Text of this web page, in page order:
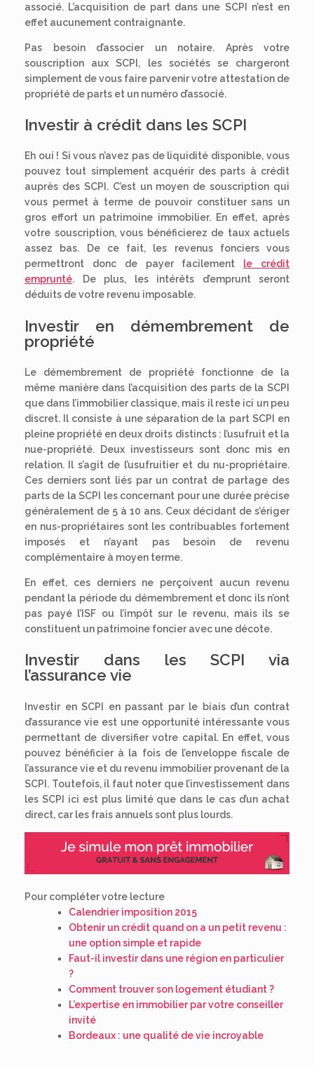
associé. L’acquisition de part dans une SCPI n’est en
effet aucunement contraignante.
Pas besoin d’associer un notaire. Après votre
souscription aux SCPI, les sociétés se chargeront
simplement de vous faire parvenir votre attestation de
propriété de parts et un numéro d’associé.
Investir à crédit dans les SCPI
Eh oui ! Si vous n’avez pas de liquidité disponible, vous
pouvez tout simplement acquérir des parts à crédit
auprès des SCPI. C’est un moyen de souscription qui
vous permet à terme de pouvoir constituer sans un
gros effort un patrimoine immobilier. En effet, après
votre souscription, vous bénéficierez de taux actuels
assez bas. De ce fait, les revenus fonciers vous
permettront donc de payer facilement le crédit
emprunté. De plus, les intérêts d’emprunt seront
déduits de votre revenu imposable.
Investir en démembrement de
propriété
Le démembrement de propriété fonctionne de la
même manière dans l’acquisition des parts de la SCPI
que dans l’immobilier classique, mais il reste ici un peu
discret. Il consiste à une séparation de la part SCPI en
pleine propriété en deux droits distincts : l’usufruit et la
nue-propriété. Deux investisseurs sont donc mis en
relation. Il s’agit de l’usufruitier et du nu-propriétaire.
Ces derniers sont liés par un contrat de partage des
parts de la SCPI les concernant pour une durée précise
généralement de 5 à 10 ans. Ceux décidant de s’ériger
en nus-propriétaires sont les contribuables fortement
imposés et n’ayant pas besoin de revenu
complémentaire à moyen terme.
En effet, ces derniers ne perçoivent aucun revenu
pendant la période du démembrement et donc ils n’ont
pas payé l’ISF ou l’impôt sur le revenu, mais ils se
constituent un patrimoine foncier avec une décote.
Investir dans les SCPI via
l’assurance vie
Investir en SCPI en passant par le biais d’un contrat
d’assurance vie est une opportunité intéressante vous
permettant de diversifier votre capital. En effet, vous
pouvez bénéficier à la fois de l’enveloppe fiscale de
l’assurance vie et du revenu immobilier provenant de la
SCPI. Toutefois, il faut noter que l’investissement dans
les SCPI ici est plus limité que dans le cas d’un achat
direct, car les frais annuels sont plus lourds.
Pour compléter votre lecture
Calendrier imposition 2015
Obtenir un crédit quand on a un petit revenu :
une option simple et rapide
Faut-il investir dans une région en particulier
?
Comment trouver son logement étudiant ?
L’expertise en immobilier par votre conseiller
invité
Bordeaux : une qualité de vie incroyable